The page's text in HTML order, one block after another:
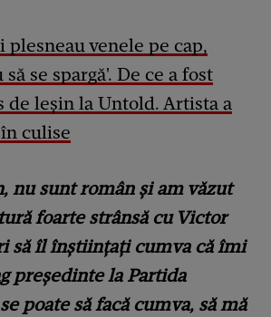
plesneau venele pe cap,
se spargă'. De ce a fost
de leșin la Untold. Artista a
culise
nu sunt român și am văzut
foarte strânsă cu Victor
să îl înștiințați cumva că îmi
președinte la Partida
poate să facă cumva, să mă